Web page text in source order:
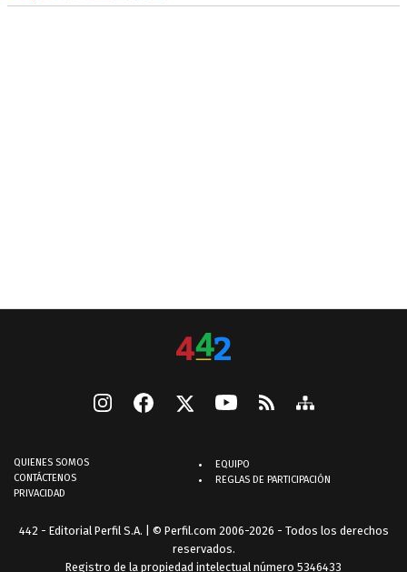
QUIENES SOMOS
CONTÁCTENOS
PRIVACIDAD
EQUIPO
REGLAS DE PARTICIPACIÓN
442 - Editorial Perfil S.A. | © Perfil.com 2006-2026 - Todos los derechos
reservados.
Registro de la propiedad intelectual número 5346433